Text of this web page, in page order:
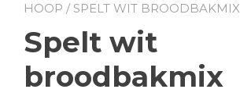
HOOP / SPELT WIT BROODBAKMIX
Spelt wit
broodbakmix